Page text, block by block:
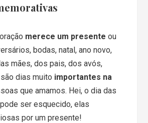
merece um presente ou
bodas, natal, ano novo,
mães, dos pais, dos avós,
dias muito importantes na
que amamos. Hei, o dia das
ser esquecido, elas
por um presente!